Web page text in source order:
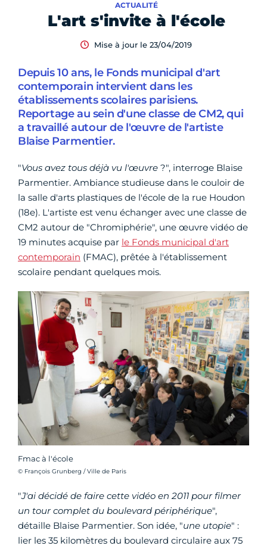
L'art s'invite à l'école
ACTUALITÉ
Mise à jour le 23/04/2019
Depuis 10 ans, le Fonds municipal d'art
contemporain intervient dans les
établissements scolaires parisiens.
Reportage au sein d'une classe de CM2, qui
a travaillé autour de l'œuvre de l'artiste
Blaise Parmentier.
"Vous avez tous déjà vu l'œuvre ?", interroge Blaise
Parmentier. Ambiance studieuse dans le couloir de
la salle d'arts plastiques de l'école de la rue Houdon
(18e). L'artiste est venu échanger avec une classe de
CM2 autour de "Chromiphérie", une œuvre vidéo de
19 minutes acquise par le Fonds municipal d'art
contemporain (FMAC), prêtée à l'établissement
scolaire pendant quelques mois.
Fmac à l'école
Crédit photo :
© François Grunberg / Ville de Paris
"J'ai décidé de faire cette vidéo en 2011 pour filmer
un tour complet du boulevard périphérique",
détaille Blaise Parmentier. Son idée, "une utopie" :
lier les 35 kilomètres du boulevard circulaire aux 75